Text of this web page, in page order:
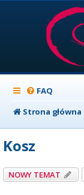
FAQ
Strona główna
Kosz
NOWY TEMAT